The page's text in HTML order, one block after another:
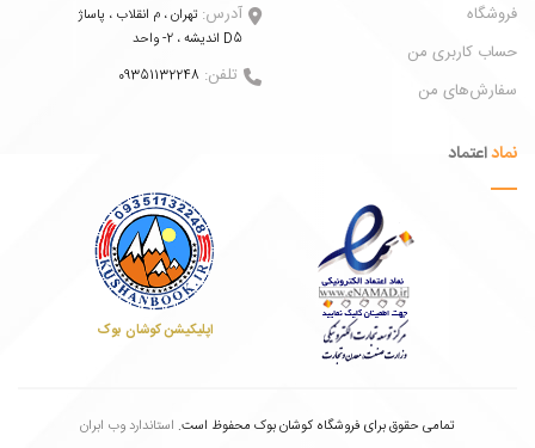
کاربری من
من
آدرس:تهران ، م انقلاب ، پاساژ
تلفن:09351132248
اپلیکیشن کوشان بوک
تمامی حقوق برای فروشگاه کوشان بوک محفوظ است.استاندارد وب ابران